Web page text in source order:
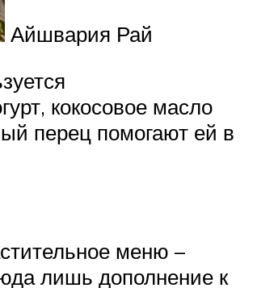
Айшвария Рай
кокосовое масло
перец помогают ей в
меню –
лишь дополнение к